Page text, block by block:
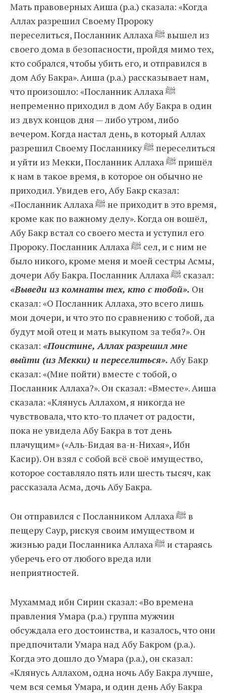
Мать правоверных Аиша (р.а.) сказала: «Когда
Аллах разрешил Своему Пророку
переселиться, Посланник Аллаха ﷺ вышел из
своего дома в безопасности, пройдя мимо тех,
кто собрался, чтобы убить его, и отправился в
дом Абу Бакра». Аиша (р.а.) рассказывает нам,
что произошло: «Посланник Аллаха ﷺ
непременно приходил в дом Абу Бакра в один
из двух концов дня — либо утром, либо
вечером. Когда настал день, в который Аллах
разрешил Своему Посланнику ﷺ переселиться
и уйти из Мекки, Посланник Аллаха ﷺ пришёл
к нам в такое время, в которое он обычно не
приходил. Увидев его, Абу Бакр сказал:
«Посланник Аллаха ﷺ не приходит в это время,
кроме как по важному делу». Когда он вошёл,
Абу Бакр встал со своего места и уступил его
Пророку. Посланник Аллаха ﷺ сел, и с ним не
было никого, кроме меня и моей сестры Асмы,
дочери Абу Бакра. Посланник Аллаха ﷺ сказал:
«Выведи из комнаты тех, кто с тобой». Он
сказал: «О Посланник Аллаха, это всего лишь
мои дочери, и что это по сравнению с тобой, да
будут мой отец и мать выкупом за тебя?». Он
сказал: «Поистине, Аллах разрешил мне
выйти (из Мекки) и переселиться». Абу Бакр
сказал: «(Мне пойти) вместе с тобой, о
Посланник Аллаха?». Он сказал: «Вместе». Аиша
сказала: «Клянусь Аллахом, я никогда не
чувствовала, что кто-то плачет от радости,
пока не увидела Абу Бакра в тот день
плачущим» («Аль-Бидая ва-н-Нихая», Ибн
Касир). Он взял с собой всё своё имущество,
которое составляло пять или шесть тысяч, как
рассказала Асма, дочь Абу Бакра.
Он отправился с Посланником Аллаха ﷺ в
пещеру Саур, рискуя своим имуществом и
жизнью ради Посланника Аллаха ﷺ и стараясь
уберечь его от любого вреда или
неприятностей.
Мухаммад ибн Сирин сказал: «Во времена
правления Умара (р.а.) группа мужчин
обсуждала его достоинства, и казалось, что они
предпочитали Умара над Абу Бакром (р.а.).
Когда это дошло до Умара (р.а.), он сказал:
«Клянусь Аллахом, одна ночь Абу Бакра лучше,
чем вся семья Умара, и один день Абу Бакра